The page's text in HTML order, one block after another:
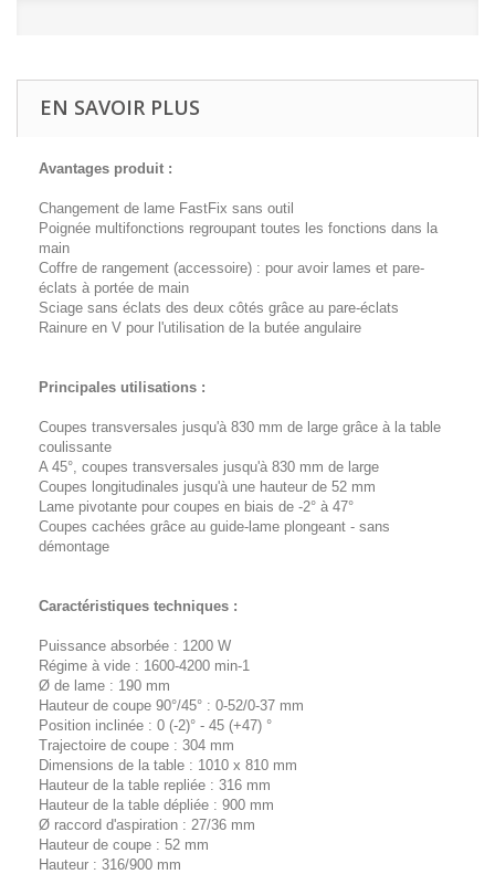
EN SAVOIR PLUS
Avantages produit :
Changement de lame FastFix sans outil
Poignée multifonctions regroupant toutes les fonctions dans la
main
Coffre de rangement (accessoire) : pour avoir lames et pare-
éclats à portée de main
Sciage sans éclats des deux côtés grâce au pare-éclats
Rainure en V pour l'utilisation de la butée angulaire
Principales utilisations :
Coupes transversales jusqu'à 830 mm de large grâce à la table
coulissante
A 45°, coupes transversales jusqu'à 830 mm de large
Coupes longitudinales jusqu'à une hauteur de 52 mm
Lame pivotante pour coupes en biais de -2° à 47°
Coupes cachées grâce au guide-lame plongeant - sans
démontage
Caractéristiques techniques :
Puissance absorbée : 1200 W
Régime à vide : 1600-4200 min-1
Ø de lame : 190 mm
Hauteur de coupe 90°/45° : 0-52/0-37 mm
Position inclinée : 0 (-2)° - 45 (+47) °
Trajectoire de coupe : 304 mm
Dimensions de la table : 1010 x 810 mm
Hauteur de la table repliée : 316 mm
Hauteur de la table dépliée : 900 mm
Ø raccord d'aspiration : 27/36 mm
Hauteur de coupe : 52 mm
Hauteur : 316/900 mm